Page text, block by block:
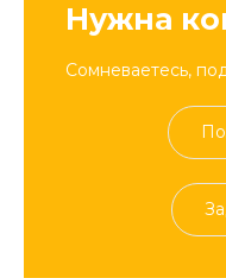
Нужна
Сомневаетесь,